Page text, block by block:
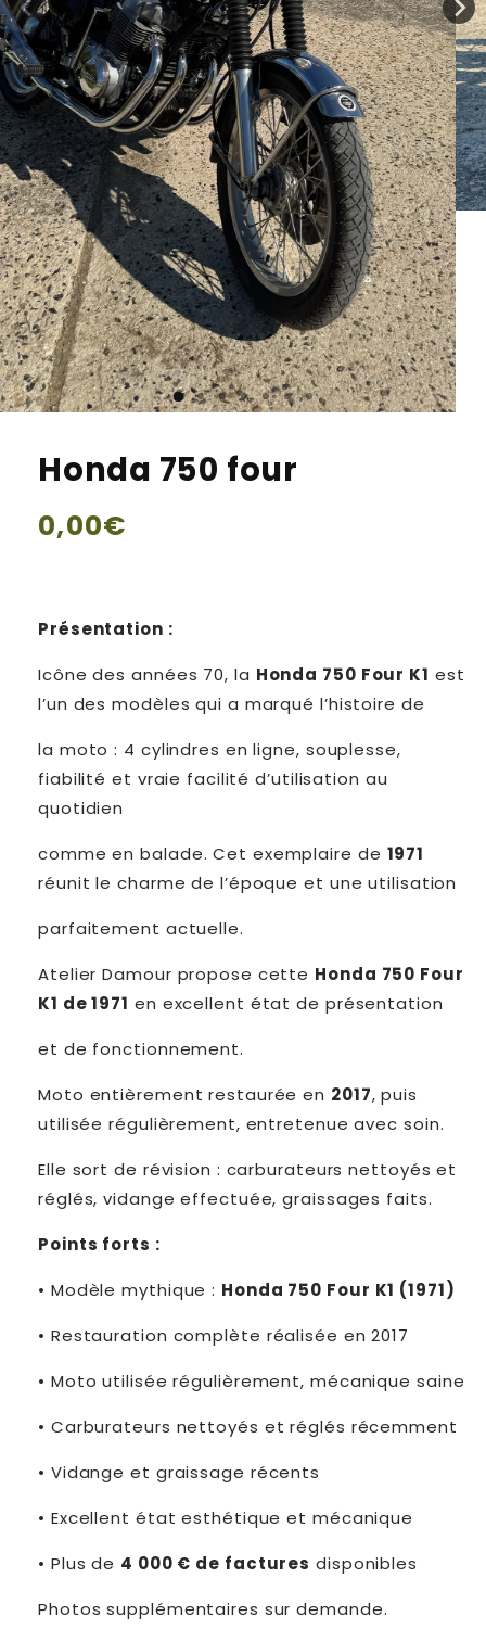
Honda 750 four
Prix
0,00€
Présentation :
Icône des années 70, la Honda 750 Four K1 est
l’un des modèles qui a marqué l’histoire de
la moto : 4 cylindres en ligne, souplesse,
fiabilité et vraie facilité d’utilisation au
quotidien
comme en balade. Cet exemplaire de 1971
réunit le charme de l’époque et une utilisation
parfaitement actuelle.
Atelier Damour propose cette Honda 750 Four
K1 de 1971 en excellent état de présentation
et de fonctionnement.
Moto entièrement restaurée en 2017, puis
utilisée régulièrement, entretenue avec soin.
Elle sort de révision : carburateurs nettoyés et
réglés, vidange effectuée, graissages faits.
Points forts :
• Modèle mythique : Honda 750 Four K1 (1971)
• Restauration complète réalisée en 2017
• Moto utilisée régulièrement, mécanique saine
• Carburateurs nettoyés et réglés récemment
• Vidange et graissage récents
• Excellent état esthétique et mécanique
• Plus de 4 000 € de factures disponibles
Photos supplémentaires sur demande.